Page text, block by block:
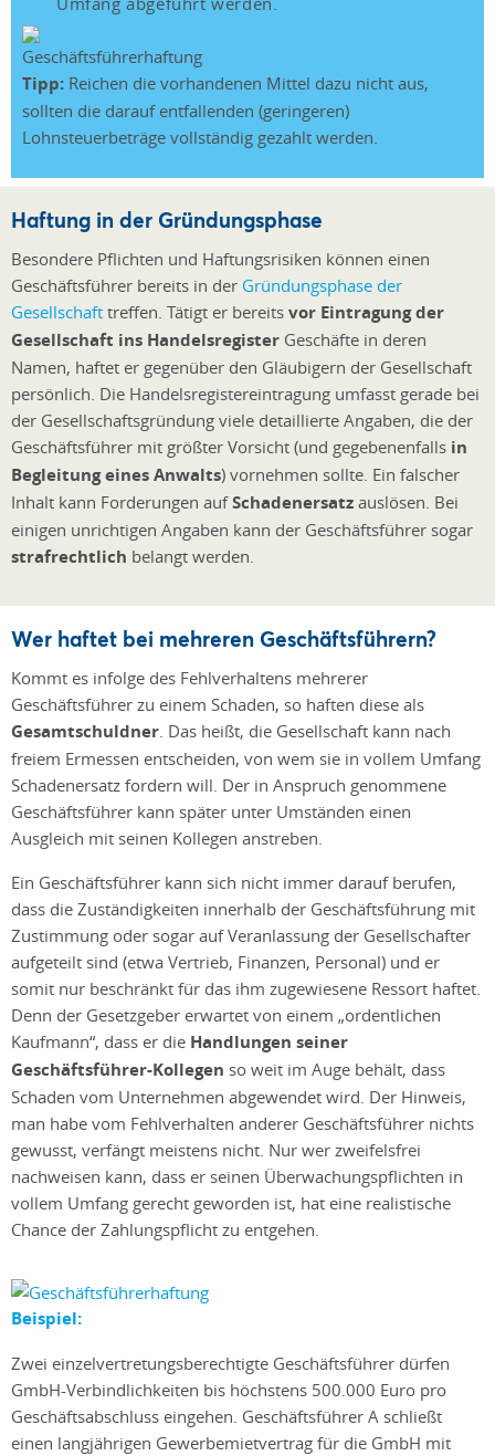
Tipp: Reichen die vorhandenen Mittel dazu nicht aus,
sollten die darauf entfallenden (geringeren)
Lohnsteuerbeträge vollständig gezahlt werden.
Haftung in der Gründungsphase
Besondere Pflichten und Haftungsrisiken können einen
Geschäftsführer bereits in der Gründungsphase der
Gesellschaft treffen. Tätigt er bereits vor Eintragung der
Gesellschaft ins Handelsregister Geschäfte in deren
Namen, haftet er gegenüber den Gläubigern der Gesellschaft
persönlich. Die Handelsregistereintragung umfasst gerade bei
der Gesellschaftsgründung viele detaillierte Angaben, die der
Geschäftsführer mit größter Vorsicht (und gegebenenfalls in
Begleitung eines Anwalts) vornehmen sollte. Ein falscher
Inhalt kann Forderungen aufSchadenersatz auslösen. Bei
einigen unrichtigen Angaben kann der Geschäftsführer sogar
strafrechtlich belangt werden.
Wer haftet bei mehreren Geschäftsführern?
Kommt es infolge des Fehlverhaltens mehrerer
Geschäftsführer zu einem Schaden, so haften diese als
Gesamtschuldner . Das heißt, die Gesellschaft kann nach
freiem Ermessen entscheiden, von wem sie in vollem Umfang
Schadenersatz fordern will. Der in Anspruch genommene
Geschäftsführer kann später unter Umständen einen
Ausgleich mit seinen Kollegen anstreben.
Ein Geschäftsführer kann sich nicht immer darauf berufen,
dass die Zuständigkeiten innerhalb der Geschäftsführung mit
Zustimmung oder sogar auf Veranlassung der Gesellschafter
aufgeteilt sind (etwa Vertrieb, Finanzen, Personal) und er
somit nur beschränkt für das ihm zugewiesene Ressort haftet.
Denn der Gesetzgeber erwartet von einem „ordentlichen
Kaufmann“, dass er die Handlungen seiner
Geschäftsführer-Kollegen so weit im Auge behält, dass
Schaden vom Unternehmen abgewendet wird. Der Hinweis,
man habe vom Fehlverhalten anderer Geschäftsführer nichts
gewusst, verfängt meistens nicht. Nur wer zweifelsfrei
nachweisen kann, dass er seinen Überwachungspflichten in
vollem Umfang gerecht geworden ist, hat eine realistische
Chance der Zahlungspflicht zu entgehen.
Beispiel:
Zwei einzelvertretungsberechtigte Geschäftsführer dürfen
GmbH-Verbindlichkeiten bis höchstens 500.000 Euro pro
Geschäftsabschluss eingehen. Geschäftsführer A schließt
einen langjährigen Gewerbemietvertrag für die GmbH mit